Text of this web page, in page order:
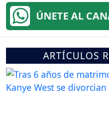
ÚNETE AL
ARTÍCULOS